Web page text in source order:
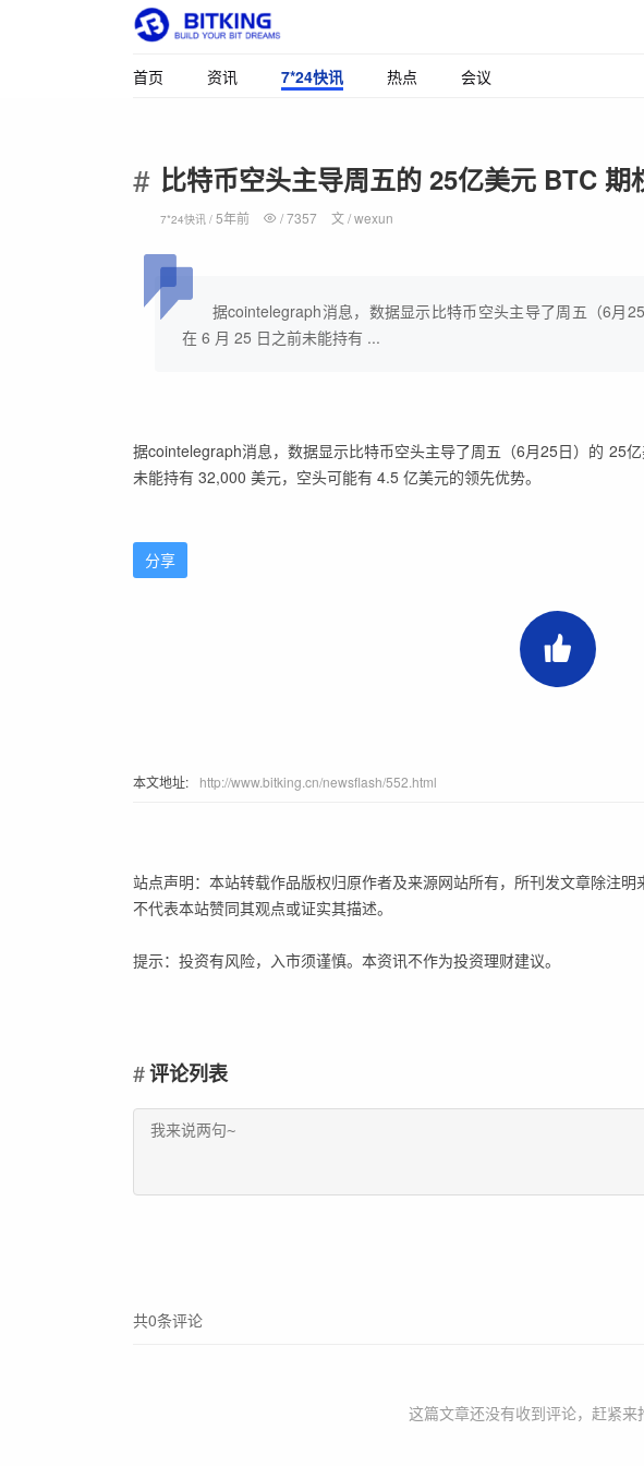
首页 资讯 7*24快讯 热点 会议
比特币空头主导周五的 25亿美元 BTC 期
7*24快讯 / 5年前 /7357 文 /wexun
据cointelegraph消息，数据显示比特币空头主导了周五（6月
在 6 月 25 日之前未能持有 ...
据cointelegraph消息，数据显示比特币空头主导了周五（6月25日）的 25
未能持有 32,000 美元，空头可能有 4.5 亿美元的领先优势。
分享
本文地址: http://www.bitking.cn/newsflash/552.html
站点声明：本站转载作品版权归原作者及来源网站所有，所刊发文章除注
不代表本站赞同其观点或证实其描述。
提示：投资有风险，入市须谨慎。本资讯不作为投资理财建议。
评论列表
共0条评论
这篇文章还没有收到评论，赶紧来